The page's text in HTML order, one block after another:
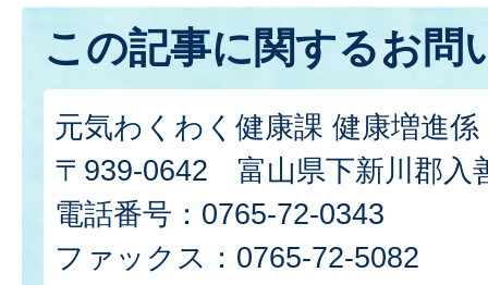
この記事に関するお問
元気わくわく健康課 健康増進係
〒939-0642 富山県下新川郡入
電話番号：0765-72-0343
ファックス：0765-72-5082